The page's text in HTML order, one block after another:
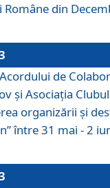
Române din
de
și Asociația
organizării și
între 31 mai - 2